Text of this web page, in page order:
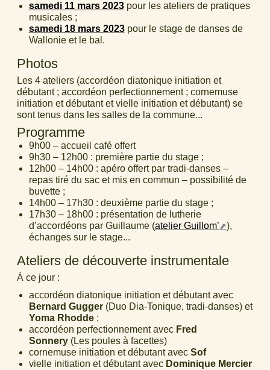
samedi 11 mars 2023pour les ateliers de pratiques
musicales ;
samedi 18 mars 2023pour le stage de danses de
Wallonie et le bal.
Photos
Les 4 ateliers (accordéon diatonique initiation et
débutant ; accordéon perfectionnement ; cornemuse
initiation et débutant et vielle initiation et débutant) se
sont tenus dans les salles de la commune...
Programme
9h00 – accueil café offert
9h30 – 12h00 : première partie du stage ;
12h00 – 14h00 : apéro offert par tradi-danses –
repas tiré du sac et mis en commun – possibilité de
buvette ;
14h00 – 17h30 : deuxième partie du stage ;
17h30 – 18h00 : présentation de lutherie
d’accordéons par Guillaume (atelier Guillom’
),
échanges sur le stage...
Ateliers de découverte instrumentale
À ce jour :
accordéon diatonique initiation et débutant avec
Bernard Gugger(Duo Dia-Tonique, tradi-danses) et
Yoma Rhodde;
accordéon perfectionnement avec Fred
Sonnery(Les poules à facettes)
cornemuse initiation et débutant avec Sof
vielle initiation et débutant avec Dominique Mercier